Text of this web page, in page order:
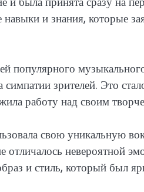
и знания, которые
популярного
зрителей. Это
работу над своим
свою уникальную
отличалось невероятной
и стиль, который был